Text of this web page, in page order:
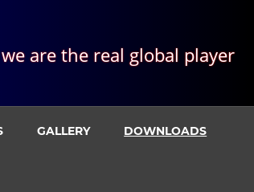
we are the real global player
GALLERY DOWNLOADS